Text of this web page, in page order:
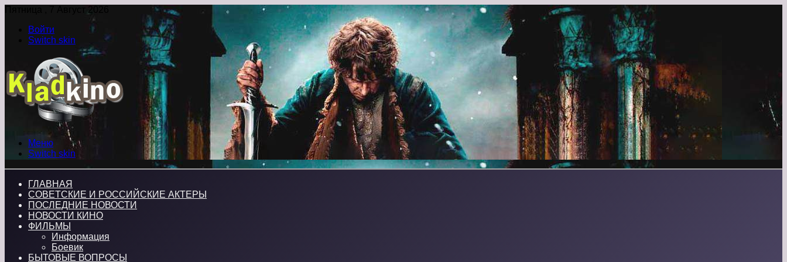
Пятница , 7 Август 2026
Войти
Switch skin
Меню
Switch skin
ГЛАВНАЯ
СОВЕТСКИЕ И РОССИЙСКИЕ АКТЕРЫ
ПОСЛЕДНИЕ НОВОСТИ
НОВОСТИ КИНО
ФИЛЬМЫ
Информация
Боевик
БЫТОВЫЕ ВОПРОСЫ